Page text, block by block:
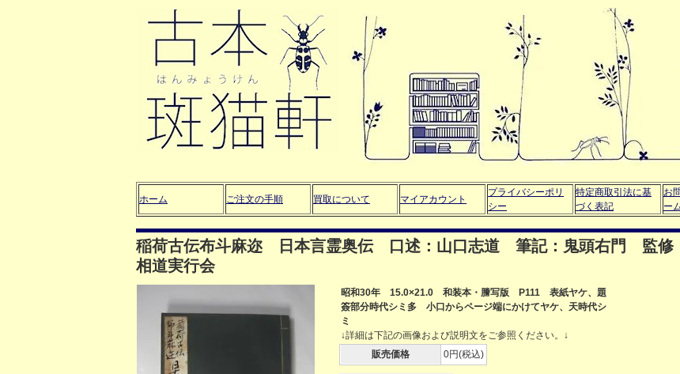
ホーム ご注文の手順 買取について マイアカウント
プライバシーポリ
シー
特定商取引法に基
づく表記
お
ー
稲荷古伝布斗麻迩 日本言霊奥伝 口述：山口志道 筆記：鬼頭右門 監
相道実行会
昭和30年 15.0×21.0 和装本・謄写版 P111 表紙ヤケ、題
簽部分時代シミ多 小口からページ端にかけてヤケ、天時代シ
ミ
↓詳細は下記の画像および説明文をご参照ください。↓
販売価格
0円(税込)